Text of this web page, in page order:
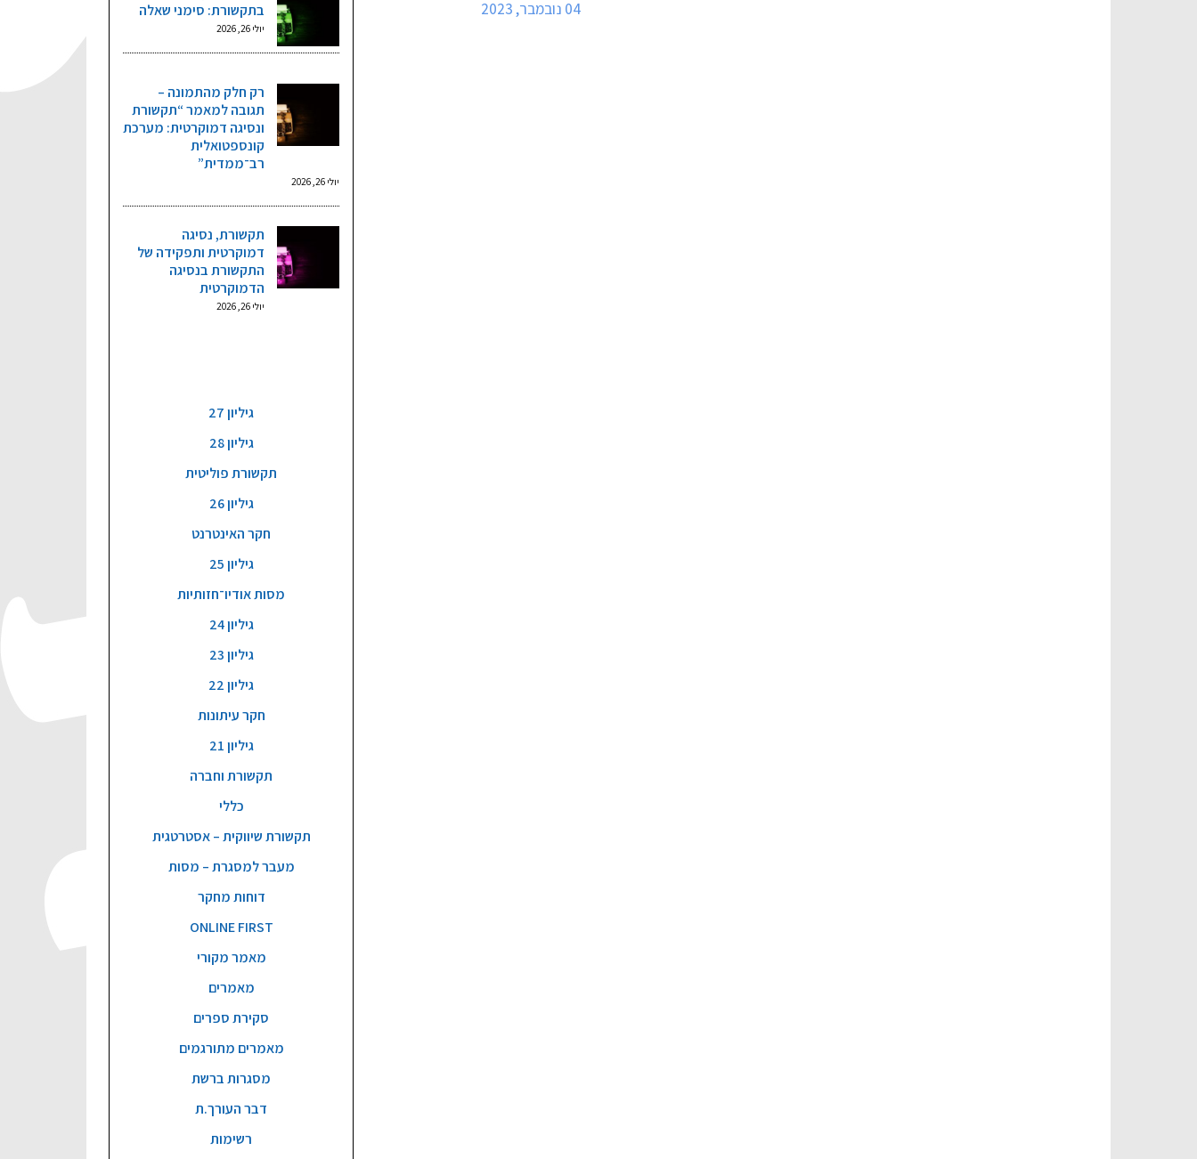
04 נובמבר, 2023
בתקשורת: סימני שאלה
יולי 26, 2026
רק חלק מהתמונה –
תגובה למאמר “תקשורת
ונסיגה דמוקרטית: מערכת
קונספטואלית
רב־ממדית”
יולי 26, 2026
תקשורת, נסיגה
דמוקרטית ותפקידה של
התקשורת בנסיגה
הדמוקרטית
יולי 26, 2026
גיליון 27
גיליון 28
תקשורת פוליטית
גיליון 26
חקר האינטרנט
גיליון 25
מסות אודיו־חזותיות
גיליון 24
גיליון 23
גיליון 22
חקר עיתונות
גיליון 21
תקשורת וחברה
כללי
תקשורת שיווקית – אסטרטגית
מעבר למסגרת – מסות
דוחות מחקר
ONLINE FIRST
מאמר מקורי
מאמרים
סקירת ספרים
מאמרים מתורגמים
מסגרות ברשת
דבר העורך.ת
רשימות